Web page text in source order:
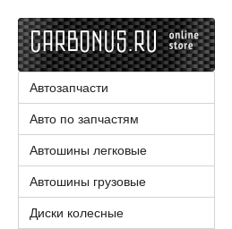
Автозапчасти
Авто по запчастям
Автошины легковые
Автошины грузовые
Диски колесные